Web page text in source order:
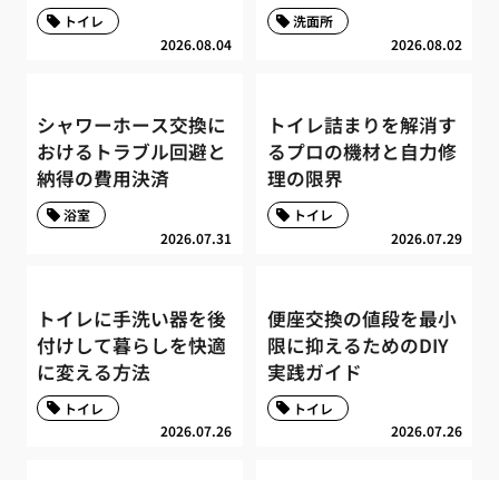
2026.08.04
トイレ
2026.08.02
洗面所
シャワーホース交換に
おけるトラブル回避と
納得の費用決済
2026.07.31
浴室
トイレ詰まりを解消す
るプロの機材と自力修
理の限界
2026.07.29
トイレ
トイレに手洗い器を後
付けして暮らしを快適
に変える方法
2026.07.26
トイレ
便座交換の値段を最小
限に抑えるためのDIY
実践ガイド
2026.07.26
トイレ